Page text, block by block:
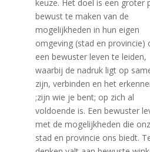
keuze. Het doel is een groter
bewust te maken van de
mogelijkheden in hun eigen
omgeving (stad en provincie)
een ​​bewuster leven te leiden,
waarbij de nadruk ligt op
zijn, verbinden en het
;zijn wie je bent; op zich al
voldoende is. Een bewuster
met de mogelijkheden die
stad en provincie ons biedt.